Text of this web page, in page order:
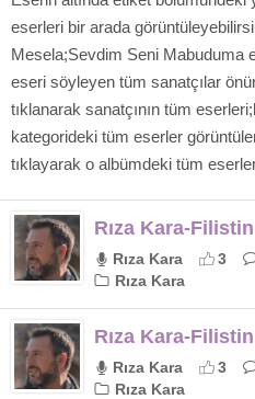
eserleri bir arada
Mesela;Sevdim Seni Mabuduma
eseri söyleyen tüm sanatçılar
tıklanarak sanatçının tüm
kategorideki tüm eserler
tıklayarak o albümdeki tüm
Rıza Kara-Filistin
Rıza Kara 3
Rıza Kara
Rıza Kara-Filistin
Rıza Kara 3
Rıza Kara